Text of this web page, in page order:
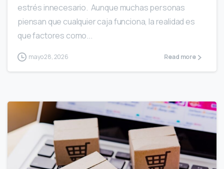
estrés innecesario. Aunque muchas personas
piensan que cualquier caja funciona, la realidad es
que factores como...
mayo 28, 2026 Read more